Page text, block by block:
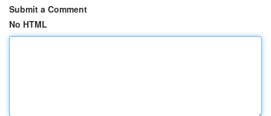
Submit a Comment
No HTML